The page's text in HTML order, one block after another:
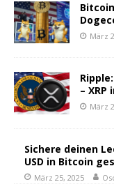
März
–
März
Sichere deinen
USD in Bitcoin
März 25, 2025